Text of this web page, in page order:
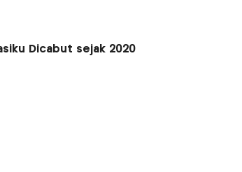
Dicabut sejak 2020